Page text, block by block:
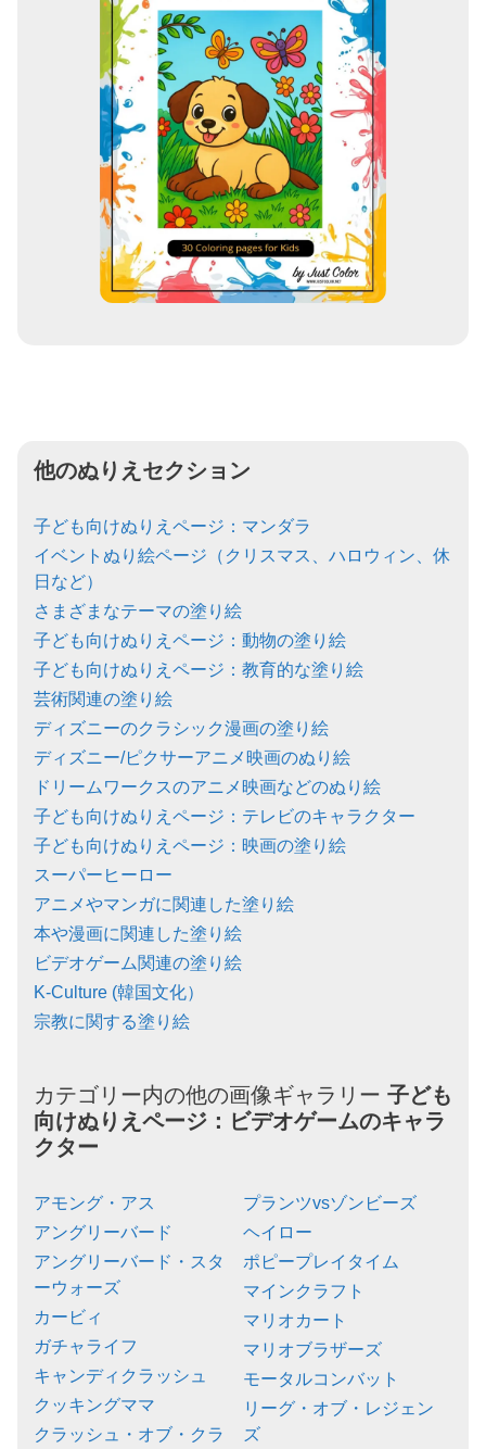
他のぬりえセクション
子ども向けぬりえページ：マンダラ
イベントぬり絵ページ（クリスマス、ハロウィン、休
日など）
さまざまなテーマの塗り絵
子ども向けぬりえページ：動物の塗り絵
子ども向けぬりえページ：教育的な塗り絵
芸術関連の塗り絵
ディズニーのクラシック漫画の塗り絵
ディズニー/ピクサーアニメ映画のぬり絵
ドリームワークスのアニメ映画などのぬり絵
子ども向けぬりえページ：テレビのキャラクター
子ども向けぬりえページ：映画の塗り絵
スーパーヒーロー
アニメやマンガに関連した塗り絵
本や漫画に関連した塗り絵
ビデオゲーム関連の塗り絵
K-Culture (韓国文化）
宗教に関する塗り絵
カテゴリー内の他の画像ギャラリー 子ども
向けぬりえページ： ビデオゲームのキャラ
クター
アモング・アス
アングリーバード
アングリーバード・スタ
ーウォーズ
カービィ
ガチャライフ
キャンディクラッシュ
クッキングママ
クラッシュ・オブ・クラ
プランツvsゾンビーズ
ヘイロー
ポピープレイタイム
マインクラフト
マリオカート
マリオブラザーズ
モータルコンバット
リーグ・オブ・レジェン
ズ